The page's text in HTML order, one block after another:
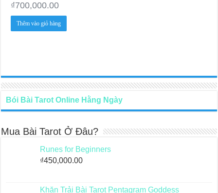
₫700,000.00
Thêm vào giỏ hàng
Bói Bài Tarot Online Hằng Ngày
Mua Bài Tarot Ở Đâu?
Runes for Beginners
₫450,000.00
Khăn Trải Bài Tarot Pentagram Goddess